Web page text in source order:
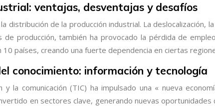
ventajas, desventajas y desafíos
distribución de la producción industrial. La
producción, también ha provocado la pérdida de
países, creando una fuerte dependencia en ciertas
conocimiento: información y tecnología
la comunicación (TIC) ha impulsado una « nueva
en sectores clave, generando nuevas